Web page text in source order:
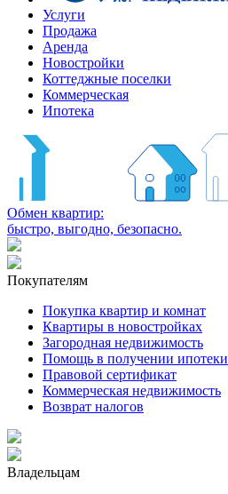
Услуги
Продажа
Аренда
Новостройки
Коттеджные поселки
Коммерческая
Ипотека
Обмен квартир:
быстро, выгодно, безопасно.
Покупателям
Покупка квартир и комнат
Квартиры в новостройках
Загородная недвижимость
Помощь в получении ипотеки
Правовой сертификат
Коммерческая недвижимость
Возврат налогов
Владельцам